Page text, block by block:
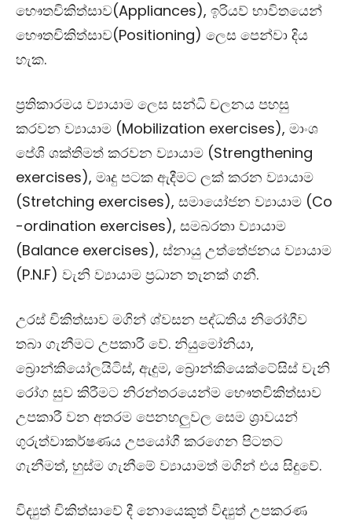
භෞතචිකිත්සාව(Appliances), ඉරියව් භාවිතයෙන්
භෞතචිකිත්සාව(Positioning) ලෙස පෙන්වා දිය
හැක.
ප්‍රතිකාරමය ව්‍යායාම ලෙස සන්ධි චලනය පහසු
කරවන ව්‍යායාම (Mobilization exercises), මාංශ
පේශි ශක්තිමත් කරවන ව්‍යායාම (Strengthening
exercises), මෘදු පටක ඇදීමට ලක් කරන ව්‍යායාම
(Stretching exercises), සමායෝජන ව්‍යායාම (Co
-ordination exercises), සමබරතා ව්‍යායාම
(Balance exercises), ස්නායු උත්තේජනය ව්‍යායාම
(P.N.F) වැනි ව්‍යායාම ප්‍රධාන තැනක් ගනී.
උරස් චිකිත්සාව මගින් ශ්වසන පද්ධතිය නිරෝගීව
තබා ගැනීමට උපකාරී වේ. නියුමෝනියා,
බ්‍රොන්කියෝලයිටිස්, ඇදුම, බ්‍රොන්කියෙක්ටේසිස් වැනි
රෝග සුව කිරීමට නිරන්තරයෙන්ම භෞතචිකිත්සාව
උපකාරී වන අතරම පෙනහලුවල සෙම ශ්‍රාවයන්
ගුරුත්වාකර්ෂණය උපයෝගී කරගෙන පිටතට
ගැනීමත්, හුස්ම ගැනීමේ ව්‍යායාමත් මගින් එය සිදුවේ.
විද්‍යුත් චිකිත්සාවේ දී නොයෙකුත් විද්‍යුත් උපකරණ